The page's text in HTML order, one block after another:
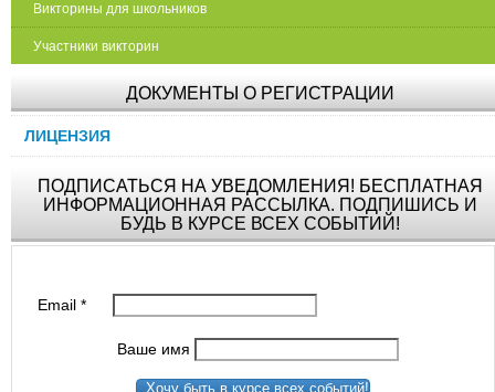
Викторины для школьников
Участники викторин
ДОКУМЕНТЫ О РЕГИСТРАЦИИ
ЛИЦЕНЗИЯ
ПОДПИСАТЬСЯ НА УВЕДОМЛЕНИЯ! БЕСПЛАТНАЯ
ИНФОРМАЦИОННАЯ РАССЫЛКА. ПОДПИШИСЬ И
БУДЬ В КУРСЕ ВСЕХ СОБЫТИЙ!
Email*
Ваше имя
Хочу быть в курсе всех событий!